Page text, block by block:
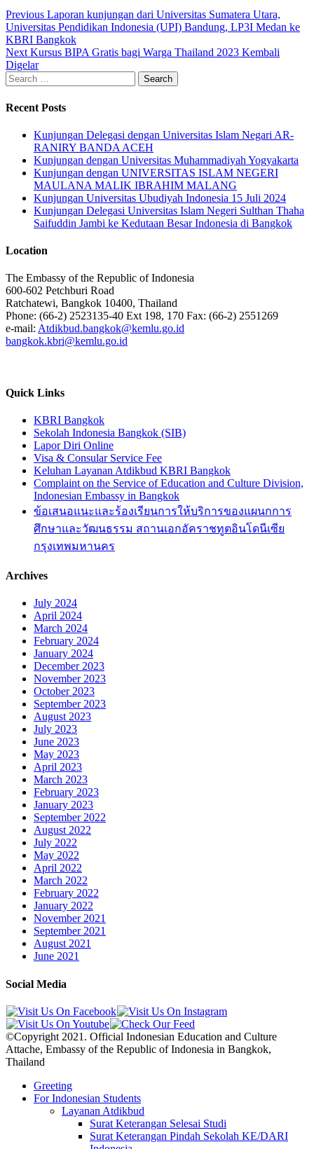
Post
navigation
Previous Previous
post:
Laporan kunjungan dari Universitas Sumatera Utara,
Universitas Pendidikan Indonesia (UPI) Bandung, LP3I Medan ke
KBRI Bangkok
Next Next
post:
Kursus BIPA Gratis bagi Warga Thailand 2023 Kembali
Digelar
Search
for:
Recent Posts
Kunjungan Delegasi dengan Universitas Islam Negari AR-
RANIRY BANDA ACEH
Kunjungan dengan Universitas Muhammadiyah Yogyakarta
Kunjungan dengan UNIVERSITAS ISLAM NEGERI
MAULANA MALIK IBRAHIM MALANG
Kunjungan Universitas Ubudiyah Indonesia 15 Juli 2024
Kunjungan Delegasi Universitas Islam Negeri Sulthan Thaha
Saifuddin Jambi ke Kedutaan Besar Indonesia di Bangkok
Location
The Embassy of the Republic of Indonesia
600-602 Petchburi Road
Ratchatewi, Bangkok 10400, Thailand
Phone: (66-2) 2523135-40 Ext 198, 170 Fax: (66-2) 2551269
e-mail: Atdikbud.bangkok@kemlu.go.id
bangkok.kbri@kemlu.go.id
Quick Links
KBRI Bangkok
Sekolah Indonesia Bangkok (SIB)
Lapor Diri Online
Visa & Consular Service Fee
Keluhan Layanan Atdikbud KBRI Bangkok
Complaint on the Service of Education and Culture Division,
Indonesian Embassy in Bangkok
ข้อเสนอแนะและร้องเรียนการให้บริการของแผนกการ
ศึกษาและวัฒนธรรม สถานเอกอัคราชทูตอินโดนีเซีย
กรุงเทพมหานคร
Archives
July 2024
April 2024
March 2024
February 2024
January 2024
December 2023
November 2023
October 2023
September 2023
August 2023
July 2023
June 2023
May 2023
April 2023
March 2023
February 2023
January 2023
September 2022
August 2022
July 2022
May 2022
April 2022
March 2022
February 2022
January 2022
November 2021
September 2021
August 2021
June 2021
Social Media
©Copyright 2021. Official Indonesian Education and Culture
Attache, Embassy of the Republic of Indonesia in Bangkok,
Thailand
Greeting
For Indonesian Students
Layanan Atdikbud
Surat Keterangan Selesai Studi
Surat Keterangan Pindah Sekolah KE/DARI